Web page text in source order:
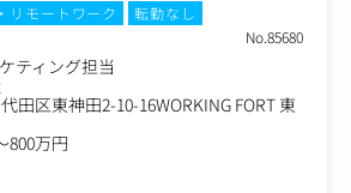
プロモーションなどの上流のマーケテ
の収集（エンジニアに近い領域）、デ
ナリスト）まで、様々な業務に関わっ
験・仕事の面白さ】
の大規模データを自由に分析できる環
リモートワーク
転勤なし
No.85680
ティング担当
田区東神田2-10-16WORKING FORT 東
800万円